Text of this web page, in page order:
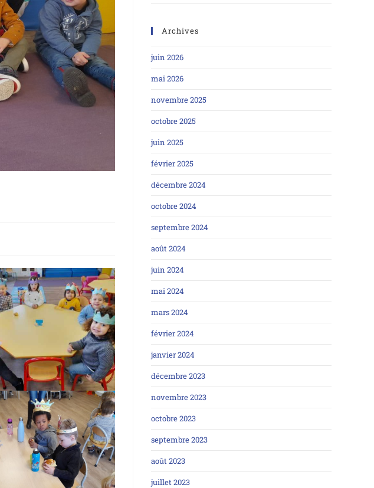
Archives
juin 2026
mai 2026
novembre 2025
octobre 2025
juin 2025
février 2025
décembre 2024
octobre 2024
septembre 2024
août 2024
juin 2024
mai 2024
mars 2024
février 2024
janvier 2024
décembre 2023
novembre 2023
octobre 2023
septembre 2023
août 2023
juillet 2023